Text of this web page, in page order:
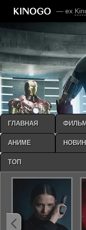
— ex
ГЛАВНАЯ
АНИМЕ
ТОП